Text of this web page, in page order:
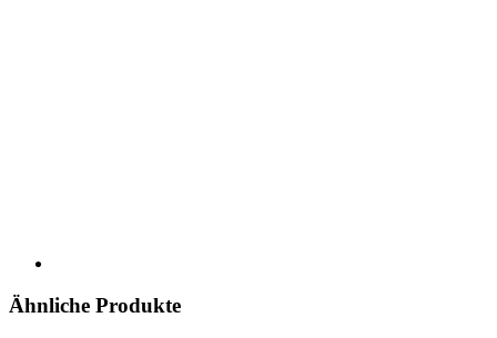
Ähnliche Produkte